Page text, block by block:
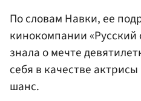
По словам Навки, ее
кинокомпании «Русский
знала о мечте
себя в качестве
шанс.